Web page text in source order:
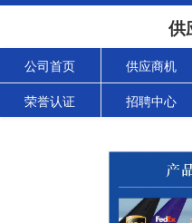
供
公司首页 供应商机
荣誉认证 招聘中心